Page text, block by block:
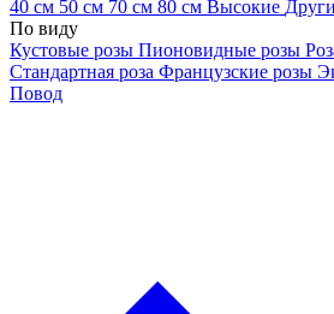
40 см 50 см 70 см 80 см Высокие
По виду
Кустовые розы Пионовидные розы
Стандартная роза Французские розы
Повод